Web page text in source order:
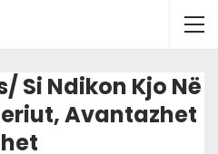
Si Ndikon Kjo Në
Avantazhet